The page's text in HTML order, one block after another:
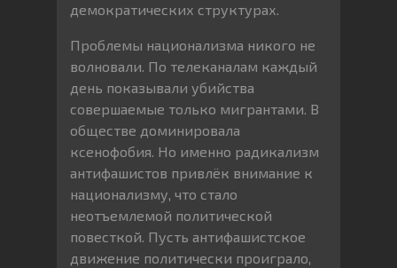
демократических структурах.
Проблемы национализма никого не
волновали. По телеканалам каждый
день показывали убийства
совершаемые только мигрантами. В
обществе доминировала
ксенофобия. Но именно радикализм
антифашистов привлёк внимание к
национализму, что стало
неотъемлемой политической
повесткой. Пусть антифашистское
движение политически проиграло,